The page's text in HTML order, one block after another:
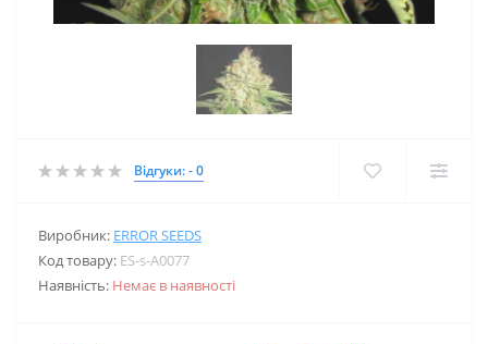
Відгуки: - 0
Виробник: ERROR SEEDS
Код товару: ES-s-A0077
Наявність: Немає в наявності